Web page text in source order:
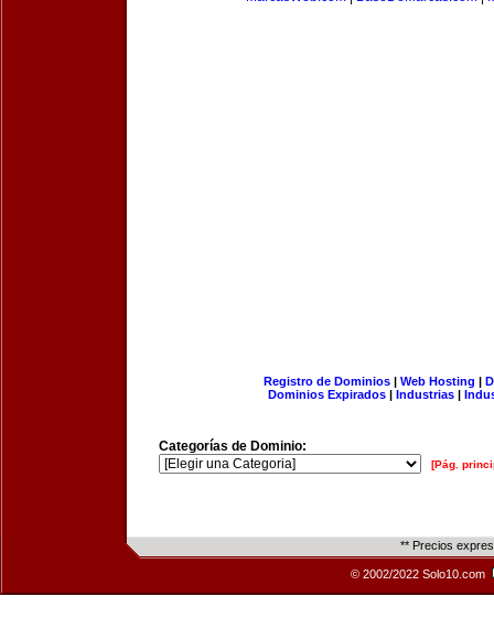
Registro de Dominios| Web Hosting |
Dominios Expirados | Industrias |
Categorías de Dominio:
[Pág.
** Precios
© 2002/2022 Solo10.com